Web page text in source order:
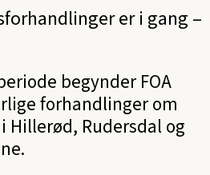
er i gang –
begynder FOA
forhandlinger om
Hillerød, Rudersdal og